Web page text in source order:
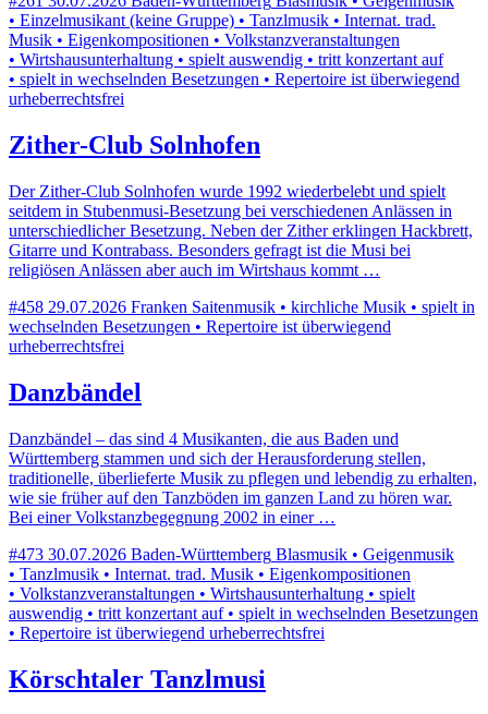
• Einzelmusikant (keine Gruppe) • Tanzlmusik • Internat. trad.
Musik • Eigenkompositionen • Volkstanzveranstaltungen
• Wirtshausunterhaltung • spielt auswendig • tritt konzertant auf
• spielt in wechselnden Besetzungen • Repertoire ist überwiegend
urheberrechtsfrei
Zither-Club Solnhofen
Der Zither-Club Solnhofen wurde 1992 wiederbelebt und spielt
seitdem in Stubenmusi-Besetzung bei verschiedenen Anlässen in
unterschiedlicher Besetzung. Neben der Zither erklingen Hackbrett,
Gitarre und Kontrabass. Besonders gefragt ist die Musi bei
religiösen Anlässen aber auch im Wirtshaus kommt …
#458 29.07.2026 Franken Saitenmusik • kirchliche Musik • spielt in
wechselnden Besetzungen • Repertoire ist überwiegend
urheberrechtsfrei
Danzbändel
Danzbändel – das sind 4 Musikanten, die aus Baden und
Württemberg stammen und sich der Herausforderung stellen,
traditionelle, überlieferte Musik zu pflegen und lebendig zu erhalten,
wie sie früher auf den Tanzböden im ganzen Land zu hören war.
Bei einer Volkstanzbegegnung 2002 in einer …
#473 30.07.2026 Baden-Württemberg Blasmusik • Geigenmusik
• Tanzlmusik • Internat. trad. Musik • Eigenkompositionen
• Volkstanzveranstaltungen • Wirtshausunterhaltung • spielt
auswendig • tritt konzertant auf • spielt in wechselnden Besetzungen
• Repertoire ist überwiegend urheberrechtsfrei
Körschtaler Tanzlmusi